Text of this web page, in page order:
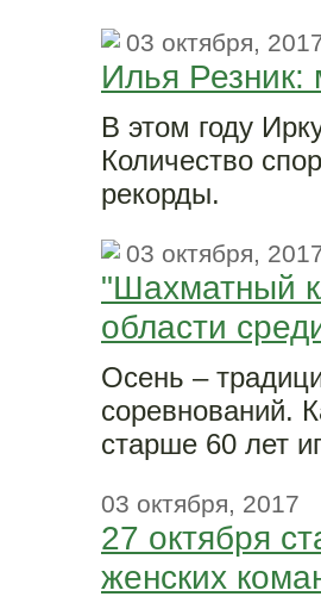
03 октября,
Илья Резник:
В этом году
Количество
рекорды.
03 октября,
"Шахматный
области
Осень –
соревнований.
старше 60 лет
03 октября, 2017
27 октября
женских